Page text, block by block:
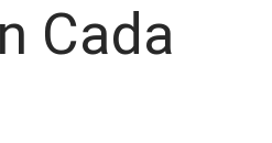
Cada